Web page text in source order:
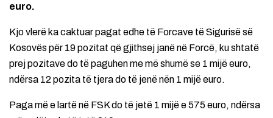
euro.
Kjo vlerë ka caktuar pagat edhe të Forcave të Sigurisë së
Kosovës për 19 pozitat që gjithsej janë në Forcë, ku shtatë
prej pozitave do të paguhen me më shumë se 1 mijë euro,
ndërsa 12 pozita të tjera do të jenë nën 1 mijë euro.
Paga më e lartë në FSK do të jetë 1 mijë e 575 euro, ndërsa